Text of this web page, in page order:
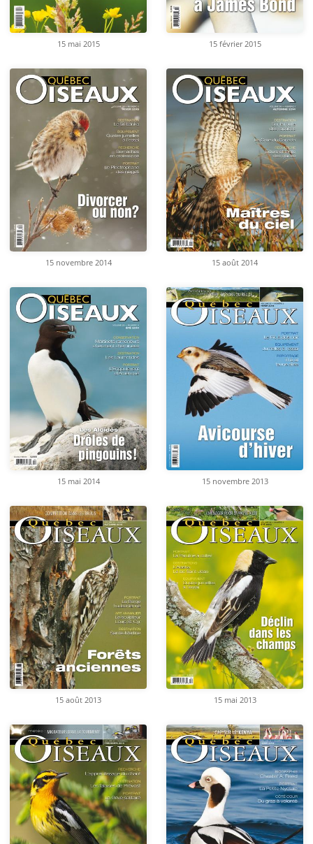
15 mai 2015 15 février 2015
15 novembre 2014 15 août 2014
15 mai 2014 15 novembre 2013
15 août 2013 15 mai 2013